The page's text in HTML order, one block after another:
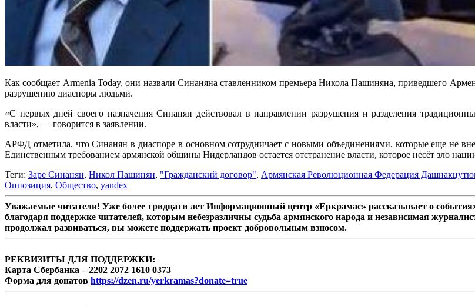
Как сообщает Armenia Today, они назвали Синаняна ставленником премьера Никола Пашиняна, приведшего
разрушению диаспоры людьми.
«С первых дней своего назначения Синанян действовал в направлении разрушения и разделения
власти», — говорится в заявлении.
АРФД отметила, что Синанян в диаспоре в основном сотрудничает с новыми объединениями, которые еще не
Единственным требованием армянской общины Нидерландов остается отстранение власти, которое несёт зло
Теги: Заре Синанян, Никол Пашинян, "Гражданский договор", Армянская Революционная Федерация
Оппозиция, Общество, yandex
Уважаемые читатели! Уже более тридцати лет Информационный центр «Еркрамас» рассказывает о
благодаря поддержке читателей, которым небезразличны судьба армянского народа и независимая
продолжал развиваться, вы можете поддержать проект добровольным взносом.
РЕКВИЗИТЫ ДЛЯ ПОДДЕРЖКИ:
Карта Сбербанка – 2202 2072 1610 0373
Форма для донатов https://dzen.ru/yerkramas?donate=true